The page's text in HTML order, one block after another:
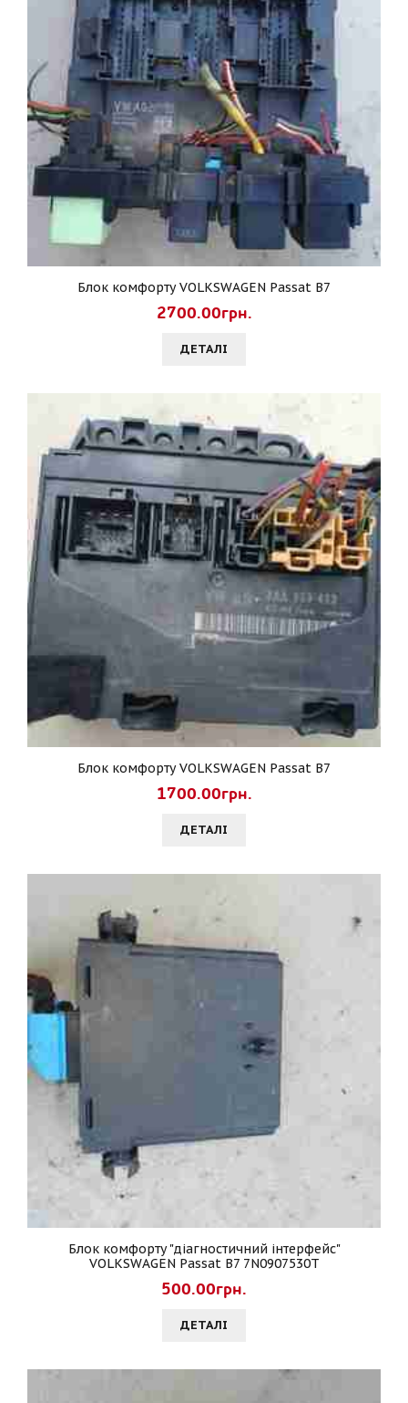
Блок комфорту VOLKSWAGEN Passat B7
2700.00грн.
ДЕТАЛI
Блок комфорту VOLKSWAGEN Passat B7
1700.00грн.
ДЕТАЛI
Блок комфорту "діагностичний інтерфейс"
VOLKSWAGEN Passat B7 7N0907530T
500.00грн.
ДЕТАЛI